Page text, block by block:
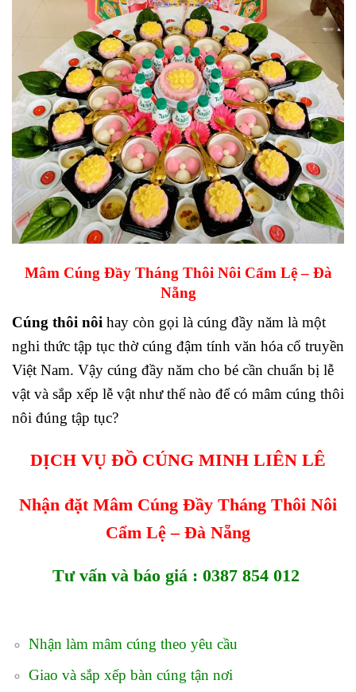
Mâm Cúng Đầy Tháng Thôi Nôi Cẩm Lệ – Đà
Nẵng
Cúng thôi nôi hay còn gọi là cúng đầy năm là một
nghi thức tập tục thờ cúng đậm tính văn hóa cổ truyền
Việt Nam. Vậy cúng đầy năm cho bé cần chuẩn bị lễ
vật và sắp xếp lễ vật như thế nào để có mâm cúng thôi
nôi đúng tập tục?
DỊCH VỤ ĐỒ CÚNG MINH LIÊN LÊ
Nhận đặt Mâm Cúng Đầy Tháng Thôi Nôi
Cẩm Lệ – Đà Nẵng
Tư vấn và báo giá : 0387 854 012
Nhận làm mâm cúng theo yêu cầu
Giao và sắp xếp bàn cúng tận nơi